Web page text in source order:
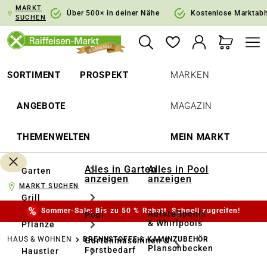
Zur Hauptnavigation springen
MARKT
SUCHEN
Über 500× in deiner Nähe Kostenlose
SORTIMENT PROSPEKT
ANGEBOTE
THEMENWELTEN
MARKEN
MAGAZIN
MEIN MARKT
Garten
Grill
Pflanze
Haustier
Alles in Garten
anzeigen
Pool
Gartenmaschinen &
Forstbedarf
Alles in Pool
anzeigen
Aufstellpools
& Whirlpools
Planschbecken
MARKT SUCHEN
Sommer-Sale: Bis zu 50 % Rabatt. Schnell zugreifen!
HAUS & WOHNEN BRENNSTOFFE & KAMINZUBEHÖR